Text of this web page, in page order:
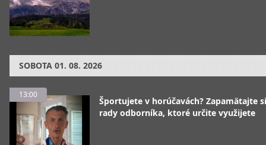
SOBOTA 01. 08. 2026
13:00
Športujete v horúčavách? Zapamätajte
rady odborníka, ktoré určite využijete